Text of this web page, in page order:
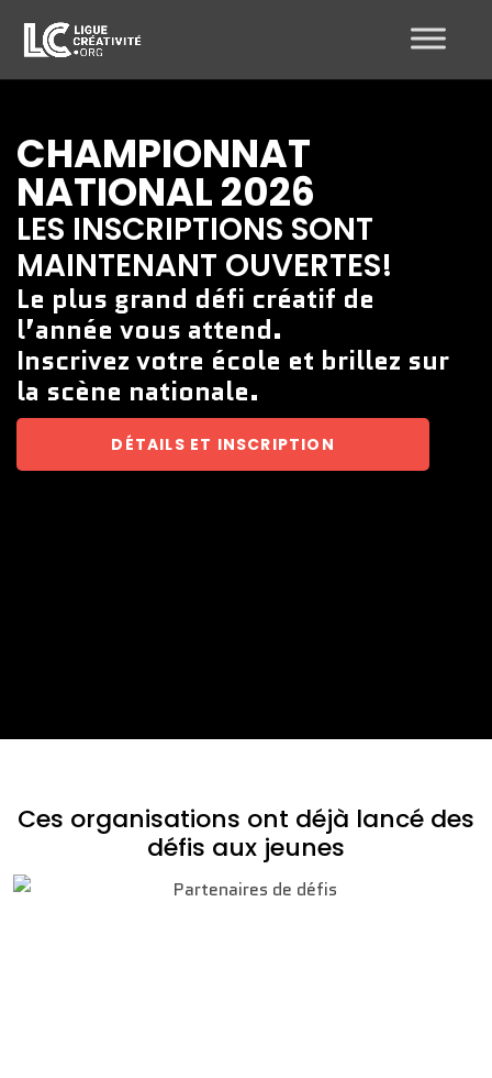
CHAMPIONNAT
NATIONAL 2026
LES INSCRIPTIONS SONT
MAINTENANT OUVERTES!
Le plus grand défi créatif de
l’année vous attend.
Inscrivez votre école et brillez sur
la scène nationale.
DÉTAILS ET INSCRIPTION
Ces organisations ont déjà lancé des
défis aux jeunes